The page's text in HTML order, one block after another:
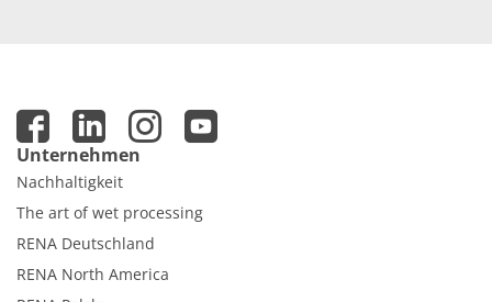
Unternehmen
Nachhaltigkeit
The art of wet processing
RENA Deutschland
RENA North America